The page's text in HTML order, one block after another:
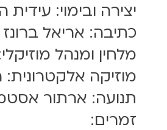
יצירה ובימוי: עידית
כתיבה: אריאל ברונז
מלחין ומנהל
מוזיקה אלקטרונית:
תנועה: ארתור
זמרים: